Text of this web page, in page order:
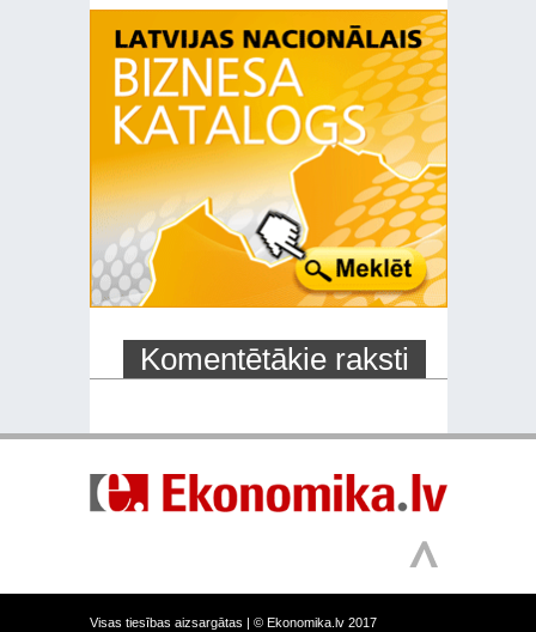
Komentētākie raksti
Visas tiesības aizsargātas | © Ekonomika.lv 2017